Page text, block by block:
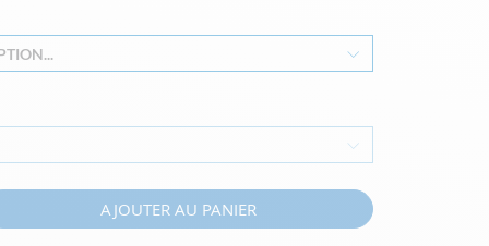
AJOUTER AU PANIER